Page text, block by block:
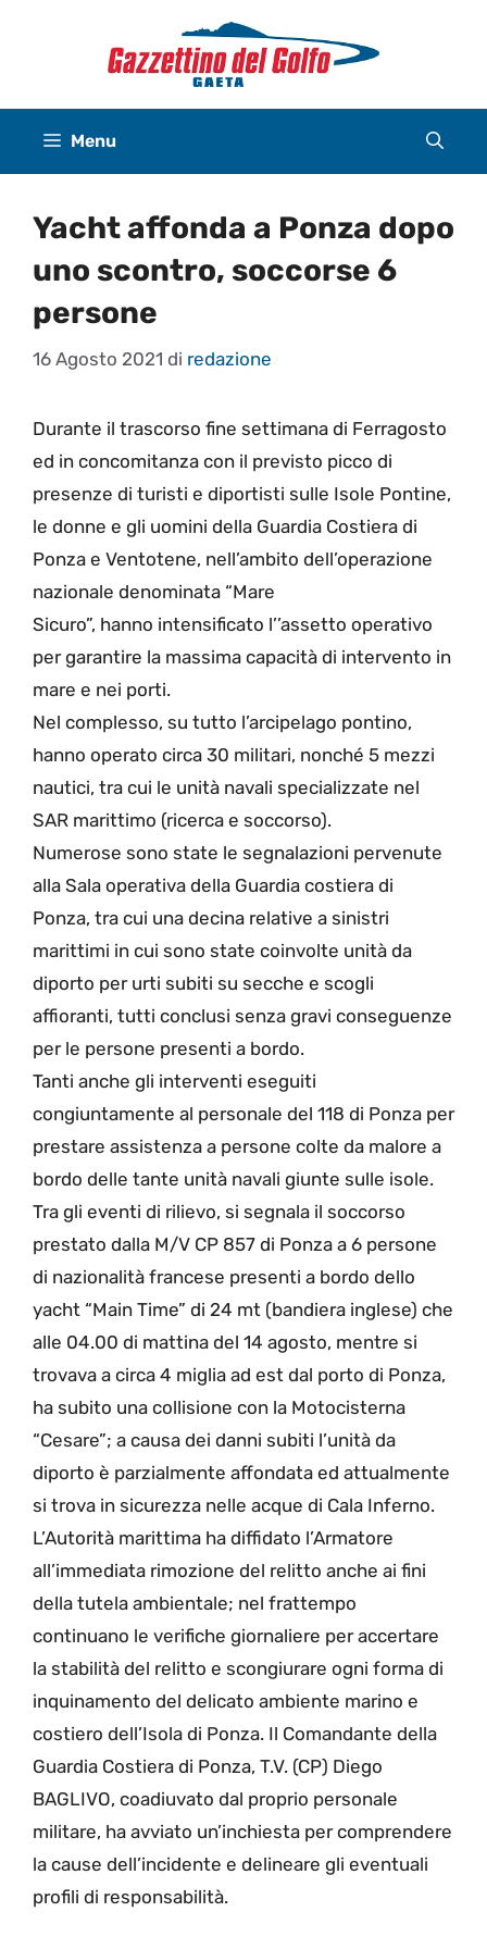
Menu
Yacht affonda a Ponza dopo
uno scontro, soccorse 6
persone
16 Agosto 2021 di redazione
Durante il trascorso fine settimana di Ferragosto
ed in concomitanza con il previsto picco di
presenze di turisti e diportisti sulle Isole Pontine,
le donne e gli uomini della Guardia Costiera di
Ponza e Ventotene, nell’ambito dell’operazione
nazionale denominata “Mare
Sicuro”, hanno intensificato l’’assetto operativo
per garantire la massima capacità di intervento in
mare e nei porti.
Nel complesso, su tutto l’arcipelago pontino,
hanno operato circa 30 militari, nonché 5 mezzi
nautici, tra cui le unità navali specializzate nel
SAR marittimo (ricerca e soccorso).
Numerose sono state le segnalazioni pervenute
alla Sala operativa della Guardia costiera di
Ponza, tra cui una decina relative a sinistri
marittimi in cui sono state coinvolte unità da
diporto per urti subiti su secche e scogli
affioranti, tutti conclusi senza gravi conseguenze
per le persone presenti a bordo.
Tanti anche gli interventi eseguiti
congiuntamente al personale del 118 di Ponza per
prestare assistenza a persone colte da malore a
bordo delle tante unità navali giunte sulle isole.
Tra gli eventi di rilievo, si segnala il soccorso
prestato dalla M/V CP 857 di Ponza a 6 persone
di nazionalità francese presenti a bordo dello
yacht “Main Time” di 24 mt (bandiera inglese) che
alle 04.00 di mattina del 14 agosto, mentre si
trovava a circa 4 miglia ad est dal porto di Ponza,
ha subito una collisione con la Motocisterna
“Cesare”; a causa dei danni subiti l’unità da
diporto è parzialmente affondata ed attualmente
si trova in sicurezza nelle acque di Cala Inferno.
L’Autorità marittima ha diffidato l’Armatore
all’immediata rimozione del relitto anche ai fini
della tutela ambientale; nel frattempo
continuano le verifiche giornaliere per accertare
la stabilità del relitto e scongiurare ogni forma di
inquinamento del delicato ambiente marino e
costiero dell’Isola di Ponza. Il Comandante della
Guardia Costiera di Ponza, T.V. (CP) Diego
BAGLIVO, coadiuvato dal proprio personale
militare, ha avviato un’inchiesta per comprendere
la cause dell’incidente e delineare gli eventuali
profili di responsabilità.